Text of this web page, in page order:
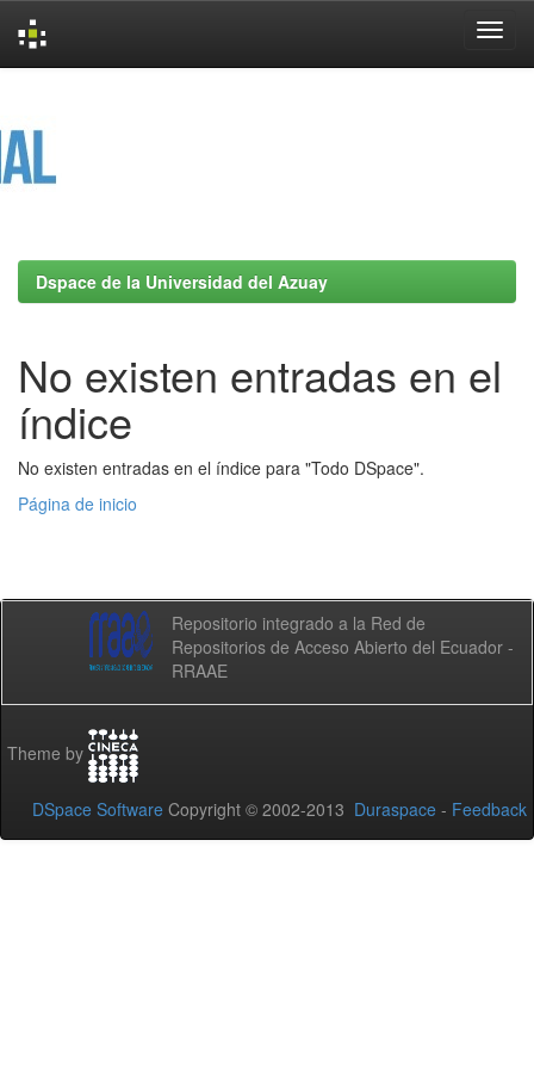
Dspace de la Universidad del Azuay
No existen entradas en el
índice
No existen entradas en el índice para "Todo DSpace".
Página de inicio
Repositorio integrado a la Red de
Repositorios de Acceso Abierto del Ecuador -
RRAAE
Theme by
DSpace Software Copyright © 2002-2013 Duraspace - Feedback